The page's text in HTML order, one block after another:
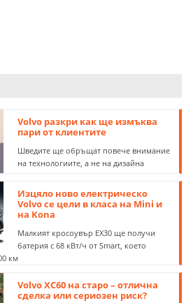
Volvo разкри как ще измъква
пари от клиентите
Шведите ще обръщат повече внимание
на технологиите, а не на дизайна
Изцяло ново електрическо
Volvo се цели в класа на Mini и
на Kona
Малкият кросоувър EX30 ще получи
батерия с 68 кВт/ч от Smart, което
км
Volvo XC60 на старо – отлична
сделка или сериозен риск?